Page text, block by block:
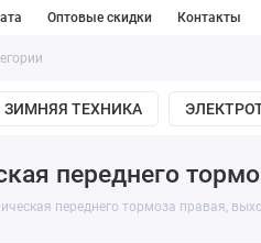
Оптовые скидки Контакты
ЗИМНЯЯ ТЕХНИКА
переднего
переднего тормоза правая,